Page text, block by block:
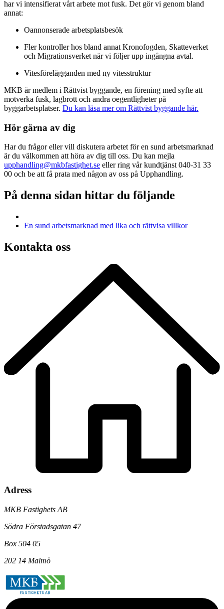
har vi intensifierat vårt arbete mot fusk. Det gör vi genom bland
annat:
Oannonserade arbetsplatsbesök
Fler kontroller hos bland annat Kronofogden, Skatteverket
och Migrationsverket när vi följer upp ingångna avtal.
Vitesförelägganden med ny vitesstruktur
MKB är medlem i Rättvist byggande, en förening med syfte att
motverka fusk, lagbrott och andra oegentligheter på
byggarbetsplatser. Du kan läsa mer om Rättvist byggande här.
Hör gärna av dig
Har du frågor eller vill diskutera arbetet för en sund arbetsmarknad
är du välkommen att höra av dig till oss. Du kan mejla
upphandling@mkbfastighet.se eller ring vår kundtjänst 040-31 33
00 och be att få prata med någon av oss på Upphandling.
På denna sidan hittar du följande
En sund arbetsmarknad med lika och rättvisa villkor
Kontakta oss
Adress
MKB Fastighets AB
Södra Förstadsgatan 47
Box 504 05
202 14 Malmö